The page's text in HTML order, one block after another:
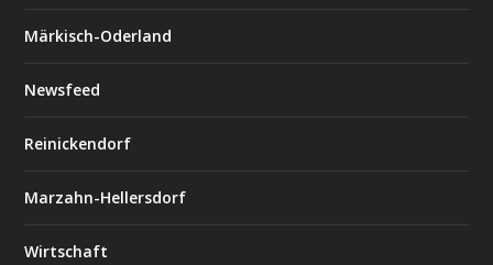
Märkisch-Oderland
Newsfeed
Reinickendorf
Marzahn-Hellersdorf
Wirtschaft